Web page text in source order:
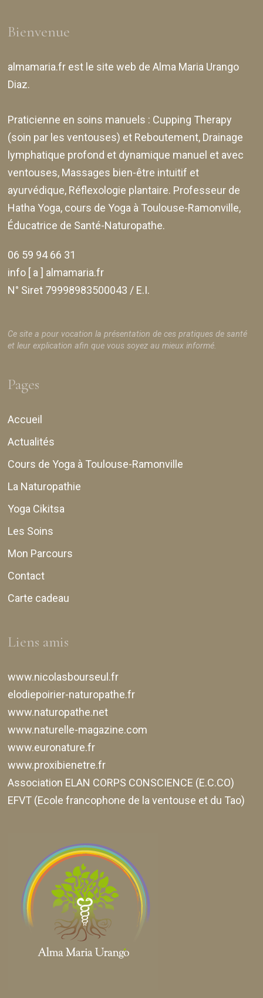
Bienvenue
almamaria.fr est le site web deAlma Maria Urango
Diaz.
Praticienne en soins manuels : Cupping Therapy
(soin par les ventouses) et Reboutement, Drainage
lymphatique profond et dynamique manuel et avec
ventouses, Massages bien-être intuitif et
ayurvédique, Réflexologie plantaire. Professeur de
Hatha Yoga, cours de Yoga à Toulouse-Ramonville,
Éducatrice de Santé-Naturopathe.
06 59 94 66 31
info [ a ] almamaria.fr
N° Siret 79998983500043 / E.I.
Ce site a pour vocation la présentation de ces pratiques de santé
et leur explication afin que vous soyez au mieux informé.
Pages
Accueil
Actualités
Cours de Yoga à Toulouse-Ramonville
La Naturopathie
Yoga Cikitsa
Les Soins
Mon Parcours
Contact
Carte cadeau
Liens amis
www.nicolasbourseul.fr
elodiepoirier-naturopathe.fr
www.naturopathe.net
www.naturelle-magazine.com
www.euronature.fr
www.proxibienetre.fr
Association ELAN CORPS CONSCIENCE (E.C.CO)
EFVT (Ecole francophone de la ventouse et du Tao)